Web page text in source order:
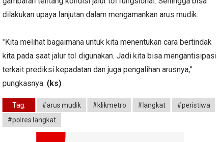
dilakukan upaya lanjutan dalam mengamankan arus mudik.
"Kita melihat bagaimana untuk kita menentukan cara bertindak
kita pada saat jalur tol digunakan. Jadi kita bisa mengantisipasi
terkait prediksi kepadatan dan juga pengalihan arusnya,”
pungkasnya. (ks)
Tag: #arus mudik #klikmetro #langkat
#peristiwa
#polres langkat